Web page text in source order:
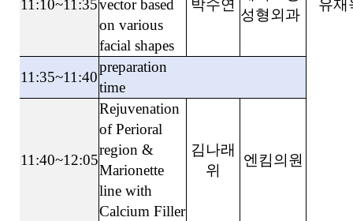
11:10~11:35vector based
on various
facial shapes
박수연
성형외과
유재
11:35~11:40
preparation
time
11:40~12:05
Rejuvenation
of Perioral
region &
Marionette
line with
Calcium Filler
김나래
위
엔킴의원